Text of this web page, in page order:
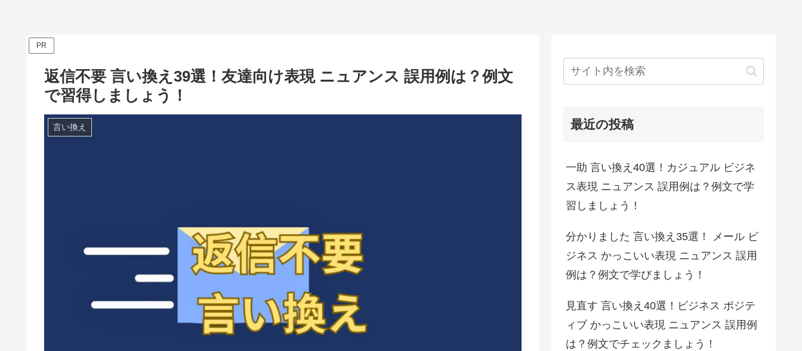
PR
返信不要 言い換え39選！友達向け表現 ニュアンス 誤用例は？例文
で習得しましょう！
言い換え 最近の投稿
一助 言い換え40選！カジュアル ビジネ
ス表現 ニュアンス 誤用例は？例文で学
習しましょう！
分かりました 言い換え35選！ メール ビ
ジネス かっこいい表現 ニュアンス 誤用
例は？例文で学びましょう！
見直す 言い換え40選！ビジネス ポジテ
ィブ かっこいい表現 ニュアンス 誤用例
は？例文でチェックましょう！